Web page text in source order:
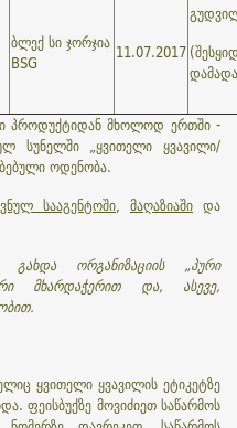
ბლექ სი ჯორჯია
BSG
11.07.2017
პროდუქტიდან მხოლოდ ერთში -
სუნელში „ყვითელი ყვავილი/
ოდენობა.
სააგენტოში, მაღაზიაში და
გახდა ორგანიზაციის „პური
მხარდაჭერით და, ასევე,
ყვითელი ყვავილის ეტიკეტზე
ფეისბუქზე მოვიძიეთ საწარმოს